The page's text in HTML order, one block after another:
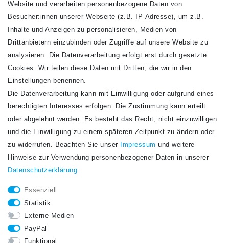
VERSANDARTEN
Newsletter
Honig
Hiermit bestätige ich, dass ich dieDaten­schutz­erklärunggelesen habe. Meine
STAY CONNECTED.
Website und verarbeiten personenbezogene Daten von
Besucher:innen unserer Webseite (z.B. IP-Adresse), um z.B.
Inhalte und Anzeigen zu personalisieren, Medien von
Drittanbietern einzubinden oder Zugriffe auf unsere Website zu
analysieren. Die Datenverarbeitung erfolgt erst durch gesetzte
Cookies. Wir teilen diese Daten mit Dritten, die wir in den
Einstellungen benennen.
Die Datenverarbeitung kann mit Einwilligung oder aufgrund eines
berechtigten Interesses erfolgen. Die Zustimmung kann erteilt
oder abgelehnt werden. Es besteht das Recht, nicht einzuwilligen
und die Einwilligung zu einem späteren Zeitpunkt zu ändern oder
zu widerrufen. Beachten Sie unser
Impressum und weitere
Hinweise zur Verwendung personenbezogener Daten in unserer
Daten­schutz­erklärung.
Essenziell
Statistik
Externe Medien
PayPal
Funktional